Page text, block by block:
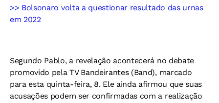
>> Bolsonaro volta a questionar resultado das urnas
em 2022
Segundo Pablo, a revelação acontecerá no debate
promovido pela TV Bandeirantes (Band), marcado
para esta quinta-feira, 8. Ele ainda afirmou que suas
acusações podem ser confirmadas com a realização